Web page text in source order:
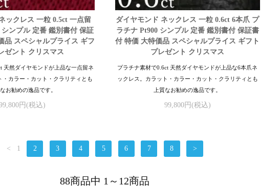
ックレス 一粒 0.5ct 一点留
シンプル 定番 鑑別書付 保証
品 スペシャルプライス ギフ
ゼント クリスマス
天然ダイヤモンドが上品な一点留ネ
・カラー・カット・クラリティとも
なお勧めの逸品です。
円(税込)
ダイヤモンド ネックレス 一粒 0.6ct 6本爪 プ
ラチナ Pt900 シンプル 定番 鑑別書付 保証書
付 特価 大特価品 スペシャルプライス ギフト
プレゼント クリスマス
プラチナ素材で0.6ct 天然ダイヤモンドが上品な6本爪ネ
ックレス。カラット・カラー・カット・クラリティとも
上質なお勧めの逸品です。
99,800円(税込)
< 1 2 3 4 5 6 7 8 >
88商品中 1～12商品